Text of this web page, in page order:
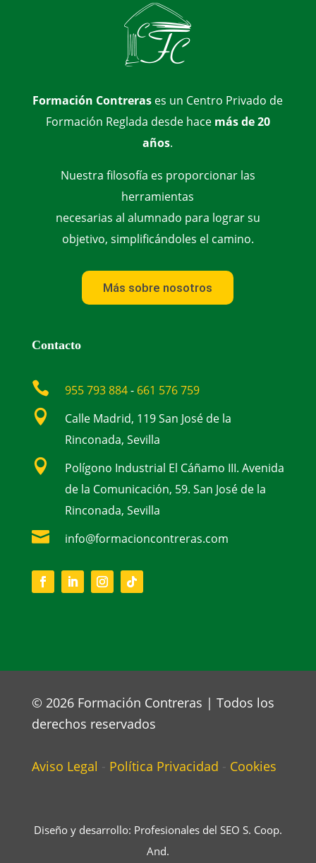
Formación Contreras es un Centro Privado de
Formación Reglada desde hace más de 20
años.
Nuestra filosofía es proporcionar las
herramientas
necesarias al alumnado para lograr su
objetivo, simplificándoles el camino.
Más sobre nosotros
Contacto
 955 793 884- 661 576 759

Calle Madrid, 119 San José de la
Rinconada, Sevilla

Polígono Industrial El Cáñamo III. Avenida
de la Comunicación, 59. San José de la
Rinconada, Sevilla
 info@formacioncontreras.com
© 2026 Formación Contreras | Todos los
derechos reservados
Aviso Legal - Política Privacidad - Cookies
Diseño y desarrollo: Profesionales del SEO S. Coop.
And.